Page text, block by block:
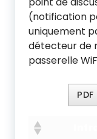
(notification
uniquement
détecteur de
passerelle
PDF